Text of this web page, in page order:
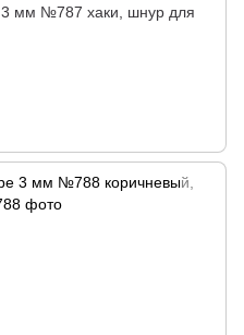
мм №787 хаки, шнур для